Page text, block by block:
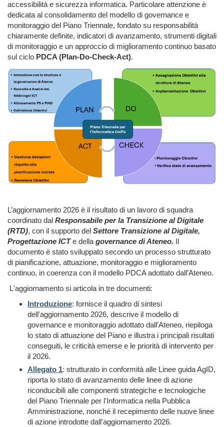
accessibilità e sicurezza informatica. Particolare attenzione è
dedicata al consolidamento del modello di governance e
monitoraggio del Piano Triennale, fondato su responsabilità
chiaramente definite, indicatori di avanzamento, strumenti digitali
di monitoraggio e un approccio di miglioramento continuo basato
sul ciclo PDCA (Plan-Do-Check-Act).
L’aggiornamento 2026 è il risultato di un lavoro di squadra
coordinato dal Responsabile per la Transizione al Digitale
(RTD), con il supporto del Settore Transizione al Digitale,
Progettazione ICTe della governance di Ateneo. Il
documento è stato sviluppato secondo un processo strutturato
di pianificazione, attuazione, monitoraggio e miglioramento
continuo, in coerenza con il modello PDCA adottato dall’Ateneo.
L'aggiornamento si articola in tre documenti:
Introduzione: fornisce il quadro di sintesi
dell'aggiornamento 2026, descrive il modello di
governance e monitoraggio adottato dall'Ateneo, riepiloga
lo stato di attuazione del Piano e illustra i principali risultati
conseguiti, le criticità emerse e le priorità di intervento per
il 2026.
Allegato 1: strutturato in conformità alle Linee guida AgID,
riporta lo stato di avanzamento delle linee di azione
riconducibili alle componenti strategiche e tecnologiche
del Piano Triennale per l'Informatica nella Pubblica
Amministrazione, nonché il recepimento delle nuove linee
di azione introdotte dall'aggiornamento 2026.